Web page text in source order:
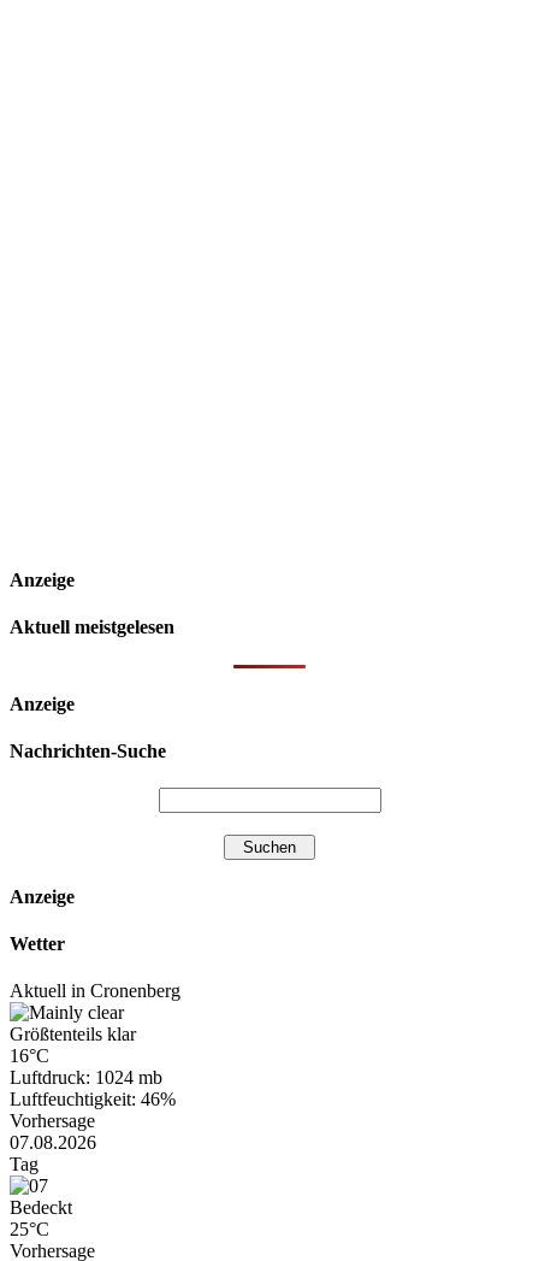
Anzeige
Aktuell meistgelesen
Anzeige
Nachrichten-Suche
Anzeige
Wetter
Aktuell in Cronenberg
Größtenteils klar
16°C
Luftdruck: 1024 mb
Luftfeuchtigkeit: 46%
Vorhersage
07.08.2026
Tag
Bedeckt
25°C
Vorhersage